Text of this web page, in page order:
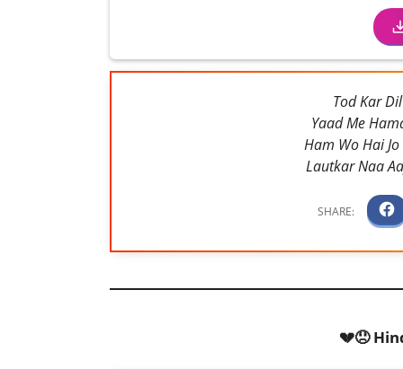
Tod Kar
Yaad Me
Ham Wo Hai
Lautkar Naa
💔😞